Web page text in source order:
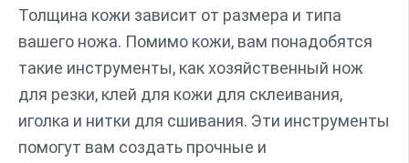
Толщина кожи зависит от размера и типа
вашего ножа. Помимо кожи, вам понадобятся
такие инструменты, как хозяйственный нож
для резки, клей для кожи для склеивания,
иголка и нитки для сшивания. Эти инструменты
помогут вам создать прочные и